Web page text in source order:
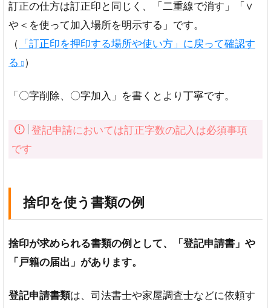
訂正の仕方は訂正印と同じく、「二重線で消す」「∨
や＜を使って加入場所を明示する」です。
（
「訂正印を押印する場所や使い方」に戻って確認す
る
）
「〇字削除、〇字加入」を書くとより丁寧です。
登記申請においては訂正字数の記入は必須事項
です
捨印を使う書類の例
捨印が求められる書類の例として、「登記申請書」や
「戸籍の届出」があります。
登記申請書類は、司法書士や家屋調査士などに依頼す